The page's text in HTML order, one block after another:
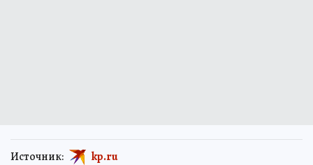
Источник: kp.ru